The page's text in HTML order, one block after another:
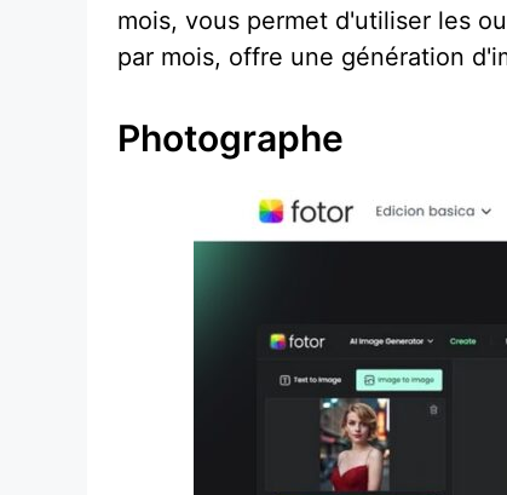
mois, vous permet d'utiliser les
par mois, offre une génération
Photographe